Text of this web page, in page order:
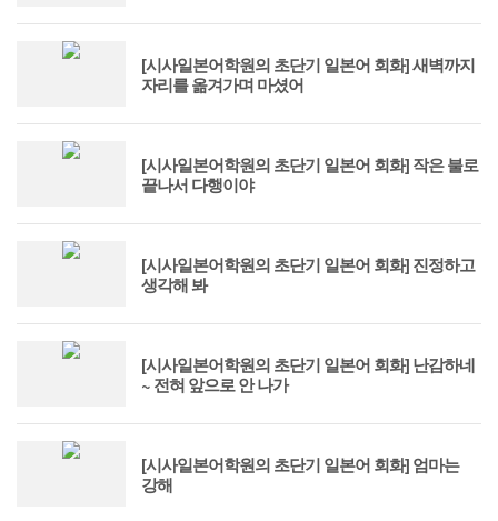
[시사일본어학원의 초단기 일본어 회화] 새벽까지
자리를 옮겨가며 마셨어
[시사일본어학원의 초단기 일본어 회화] 작은 불로
끝나서 다행이야
[시사일본어학원의 초단기 일본어 회화] 진정하고
생각해 봐
[시사일본어학원의 초단기 일본어 회화] 난감하네
~ 전혀 앞으로 안 나가
[시사일본어학원의 초단기 일본어 회화] 엄마는
강해